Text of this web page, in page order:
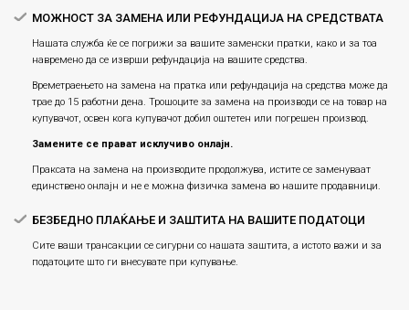
МОЖНОСТ ЗА ЗАМЕНА ИЛИ РЕФУНДАЦИЈА НА СРЕДСТВАТА
Нашата служба ќе се погрижи за вашите заменски пратки, како и за тоа
навремено да се изврши рефундација на вашите средства.
Времетраењето на замена на пратка или рефундацијa на средства може да
трае до 15 работни дена. Трошоците за замена на производи се на товар на
купувачот, освен кога купувачот добил оштетен или погрешен производ.
Замените се прават исклучиво онлајн.
Праксата на замена на производите продолжува, истите се заменуваат
единствено онлајн и не е можна физичка замена во нашите продавници.
БЕЗБЕДНО ПЛАЌАЊЕ И ЗАШТИТА НА ВАШИТЕ ПОДАТОЦИ
Сите ваши трансакции се сигурни со нашата заштита, а истото важи и за
податоците што ги внесувате при купување.